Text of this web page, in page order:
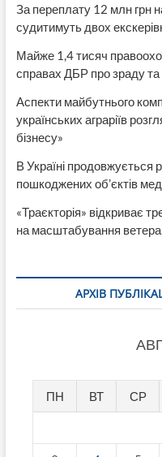
За переплату 12 млн грн
судитимуть двох
Майже 1,4 тисяч
справах ДБР про зраду та
Аспекти майбутнього
українських аграріїв
бізнесу»
В Україні продовжується
пошкоджених об’єктів
«Траєкторія» відкриває
на масштабування
АРХІВ
ПН ВТ СР